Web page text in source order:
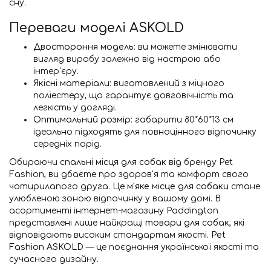
сну.
Переваги моделі ASKOLD
Двостороння модель: ви можете змінювати
вигляд виробу залежно від настрою або
інтер'єру.
Якісні матеріали: виготовлений з міцного
поліестеру, що гарантує довговічність та
легкість у догляді.
Оптимальний розмір: габарити 80*60*13 см
ідеально підходять для повноцінного відпочинку
середніх порід.
Обираючи спальні місця для собак від бренду Pet
Fashion, ви дбаєте про здоров'я та комфорт свого
чотирилапого друга. Це м'яке місце для собаки стане
улюбленою зоною відпочинку у вашому домі. В
асортименті інтернет-магазину Paddington
представлені лише найкращі товари для собак, які
відповідають високим стандартам якості. Pet
Fashion ASKOLD — це поєднання української якості та
сучасного дизайну.